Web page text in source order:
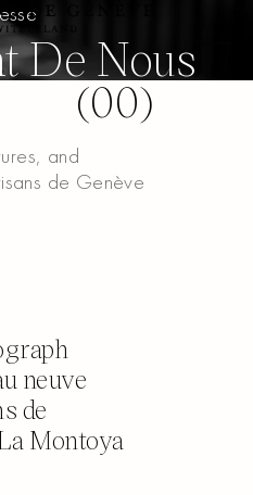
De Nous
(00)
and
de Genève
neuve
de
Montoya